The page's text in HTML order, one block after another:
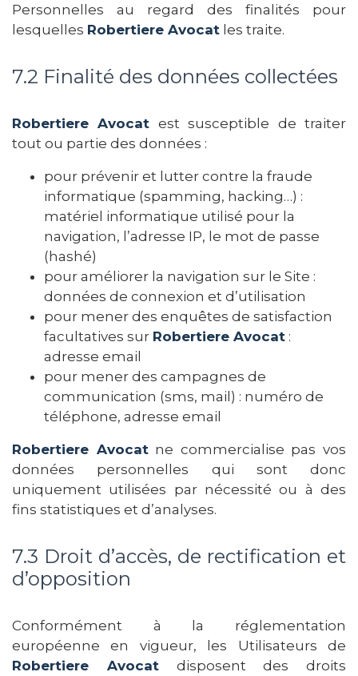
Personnelles au regard des finalités pour
lesquelles Robertiere Avocat les traite.
7.2 Finalité des données collectées
Robertiere Avocat est susceptible de traiter
tout ou partie des données :
pour prévenir et lutter contre la fraude
informatique (spamming, hacking…) :
matériel informatique utilisé pour la
navigation, l’adresse IP, le mot de passe
(hashé)
pour améliorer la navigation sur le Site :
données de connexion et d’utilisation
pour mener des enquêtes de satisfaction
facultatives sur Robertiere Avocat :
adresse email
pour mener des campagnes de
communication (sms, mail) : numéro de
téléphone, adresse email
Robertiere Avocatne commercialise pas vos
données personnelles qui sont donc
uniquement utilisées par nécessité ou à des
fins statistiques et d’analyses.
7.3 Droit d’accès, de rectification et
d’opposition
Conformément à la réglementation
européenne en vigueur, les Utilisateurs de
Robertiere Avocatdisposent des droits